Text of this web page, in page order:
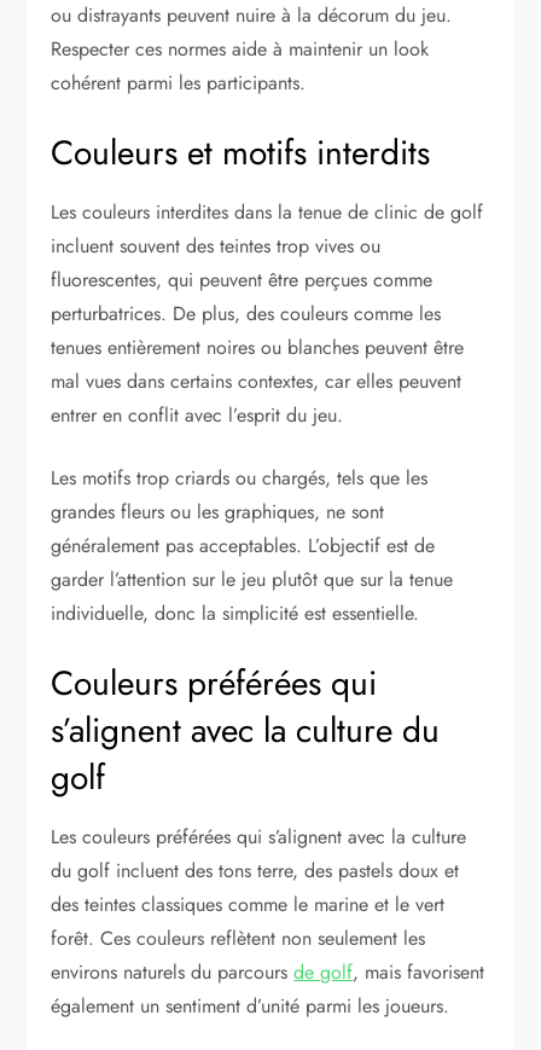
ou distrayants peuvent nuire à la décorum du jeu.
Respecter ces normes aide à maintenir un look
cohérent parmi les participants.
Couleurs et motifs interdits
Les couleurs interdites dans la tenue de clinic de golf
incluent souvent des teintes trop vives ou
fluorescentes, qui peuvent être perçues comme
perturbatrices. De plus, des couleurs comme les
tenues entièrement noires ou blanches peuvent être
mal vues dans certains contextes, car elles peuvent
entrer en conflit avec l’esprit du jeu.
Les motifs trop criards ou chargés, tels que les
grandes fleurs ou les graphiques, ne sont
généralement pas acceptables. L’objectif est de
garder l’attention sur le jeu plutôt que sur la tenue
individuelle, donc la simplicité est essentielle.
Couleurs préférées qui
s’alignent avec la culture du
golf
Les couleurs préférées qui s’alignent avec la culture
du golf incluent des tons terre, des pastels doux et
des teintes classiques comme le marine et le vert
forêt. Ces couleurs reflètent non seulement les
environs naturels du parcoursde golf, mais favorisent
également un sentiment d’unité parmi les joueurs.